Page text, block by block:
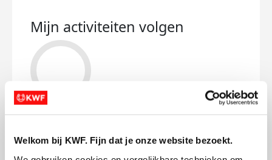
Welkom bij KWF. Fijn dat je onze website bezoekt.
Mijn activiteiten volgen
289